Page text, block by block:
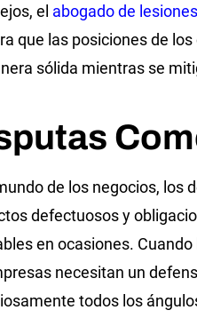
el abogado de
que las posiciones de
sólida mientras se
de los negocios, los
defectuosos y
en ocasiones.
necesitan un
todos los